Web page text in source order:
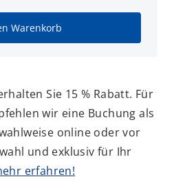
Warenkorb
Sie 15 % Rabatt. Für
wir eine Buchung als
online oder vor
und exklusiv für Ihr
erfahren!